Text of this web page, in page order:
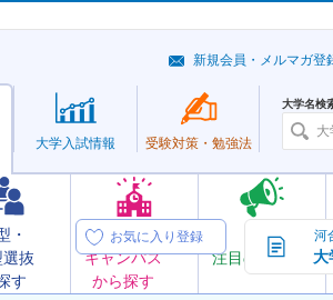
・
抜
す
オープン
キャンパス
から探す
注目の大学
大学入試情報 受験対策・ 勉強法
大学名検
新規会員・メルマガ登
お気に入り登録 河
大